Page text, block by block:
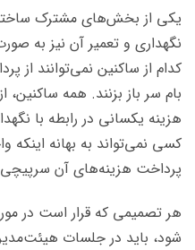
یکی از بخش‌های مشترک
نگهداری و تعمیر آن نیز به
کدام از ساکنین نمی‌توانند
بام سر باز بزنند. همه ساکنین،
هزینه یکسانی در رابطه با
کسی نمی‌تواند به بهانه اینکه
پرداخت هزینه‌های آن
هر تصمیمی که قرار است در
شود، باید در جلسات